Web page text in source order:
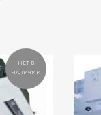
НЕТ В
НАЛИЧИИ